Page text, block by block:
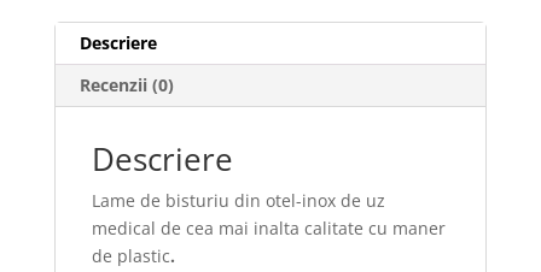
Descriere
Recenzii (0)
Descriere
Lame de bisturiu din otel-inox de uz
medical de cea mai inalta calitate cu maner
de plastic.